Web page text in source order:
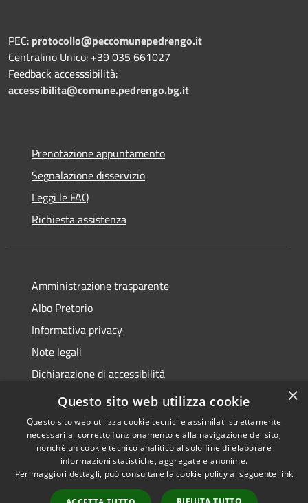
PEC: protocollo@peccomunepedrengo.it
Centralino Unico: +39 035 661027
Feedback accesssibilità:
accessibilita@comune.pedrengo.bg.it
Prenotazione appuntamento
Segnalazione disservizio
Leggi le FAQ
Richiesta assistenza
Amministrazione trasparente
Albo Pretorio
Informativa privacy
Note legali
Dichiarazione di accessibilità
Area riservata dipendenti
Accessibilità
Copyright © 2026 • Comune di
Pedrengo • Powered by
Municipium• Accesso
×
Questo sito web utilizza cookie
Questo sito web utilizza cookie tecnici e assimilati strettamente
necessari al corretto funzionamento e alla navigazione del sito,
nonché un cookie tecnico analitico al solo fine di elaborare
informazioni statistiche, aggregate e anonime.
Per maggiori dettagli, può consultare la cookie policy al seguente link